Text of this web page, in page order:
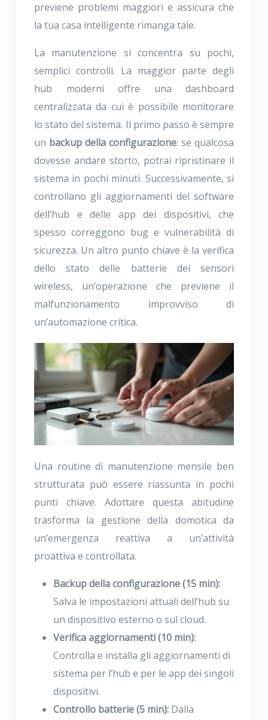
previene problemi maggiori e assicura che
la tua casa intelligente rimanga tale.
La manutenzione si concentra su pochi,
semplici controlli. La maggior parte degli
hub moderni offre una dashboard
centralizzata da cui è possibile monitorare
lo stato del sistema. Il primo passo è sempre
un backup della configurazione: se qualcosa
dovesse andare storto, potrai ripristinare il
sistema in pochi minuti. Successivamente, si
controllano gli aggiornamenti del software
dell’hub e delle app dei dispositivi, che
spesso correggono bug e vulnerabilità di
sicurezza. Un altro punto chiave è la verifica
dello stato delle batterie dei sensori
wireless, un’operazione che previene il
malfunzionamento improvviso di
un’automazione critica.
Una routine di manutenzione mensile ben
strutturata può essere riassunta in pochi
punti chiave. Adottare questa abitudine
trasforma la gestione della domotica da
un’emergenza reattiva a un’attività
proattiva e controllata.
Backup della configurazione (15 min):
Salva le impostazioni attuali dell’hub su
un dispositivo esterno o sul cloud.
Verifica aggiornamenti (10 min):
Controlla e installa gli aggiornamenti di
sistema per l’hub e per le app dei singoli
dispositivi.
Controllo batterie (5 min): Dalla